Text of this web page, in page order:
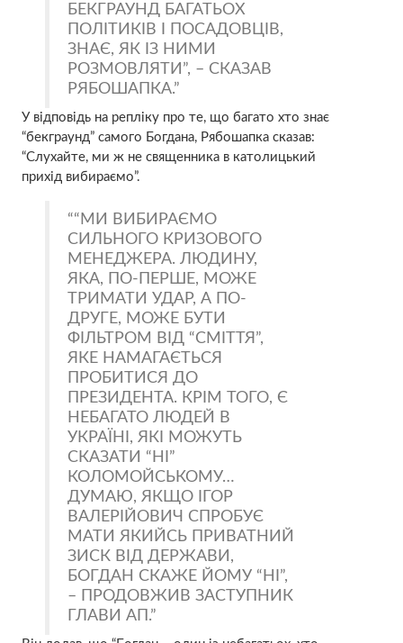
БЕКГРАУНД БАГАТЬОХ
ПОЛІТИКІВ І ПОСАДОВЦІВ,
ЗНАЄ, ЯК ІЗ НИМИ
РОЗМОВЛЯТИ”, – СКАЗАВ
РЯБОШАПКА.
У відповідь на репліку про те, що багато хто знає
“бекграунд” самого Богдана, Рябошапка сказав:
“Слухайте, ми ж не священника в католицький
прихід вибираємо”.
“МИ ВИБИРАЄМО
СИЛЬНОГО КРИЗОВОГО
МЕНЕДЖЕРА. ЛЮДИНУ,
ЯКА, ПО-ПЕРШЕ, МОЖЕ
ТРИМАТИ УДАР, А ПО-
ДРУГЕ, МОЖЕ БУТИ
ФІЛЬТРОМ ВІД “СМІТТЯ”,
ЯКЕ НАМАГАЄТЬСЯ
ПРОБИТИСЯ ДО
ПРЕЗИДЕНТА. КРІМ ТОГО, Є
НЕБАГАТО ЛЮДЕЙ В
УКРАЇНІ, ЯКІ МОЖУТЬ
СКАЗАТИ “НІ”
КОЛОМОЙСЬКОМУ…
ДУМАЮ, ЯКЩО ІГОР
ВАЛЕРІЙОВИЧ СПРОБУЄ
МАТИ ЯКИЙСЬ ПРИВАТНИЙ
ЗИСК ВІД ДЕРЖАВИ,
БОГДАН СКАЖЕ ЙОМУ “НІ”,
– ПРОДОВЖИВ ЗАСТУПНИК
ГЛАВИ АП.